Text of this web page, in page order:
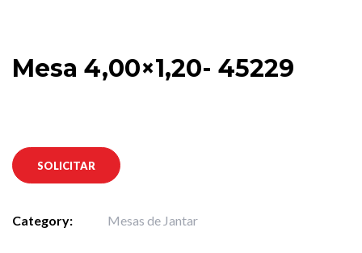
Mesa 4,00×1,20- 45229
SOLICITAR
Category: Mesas de Jantar